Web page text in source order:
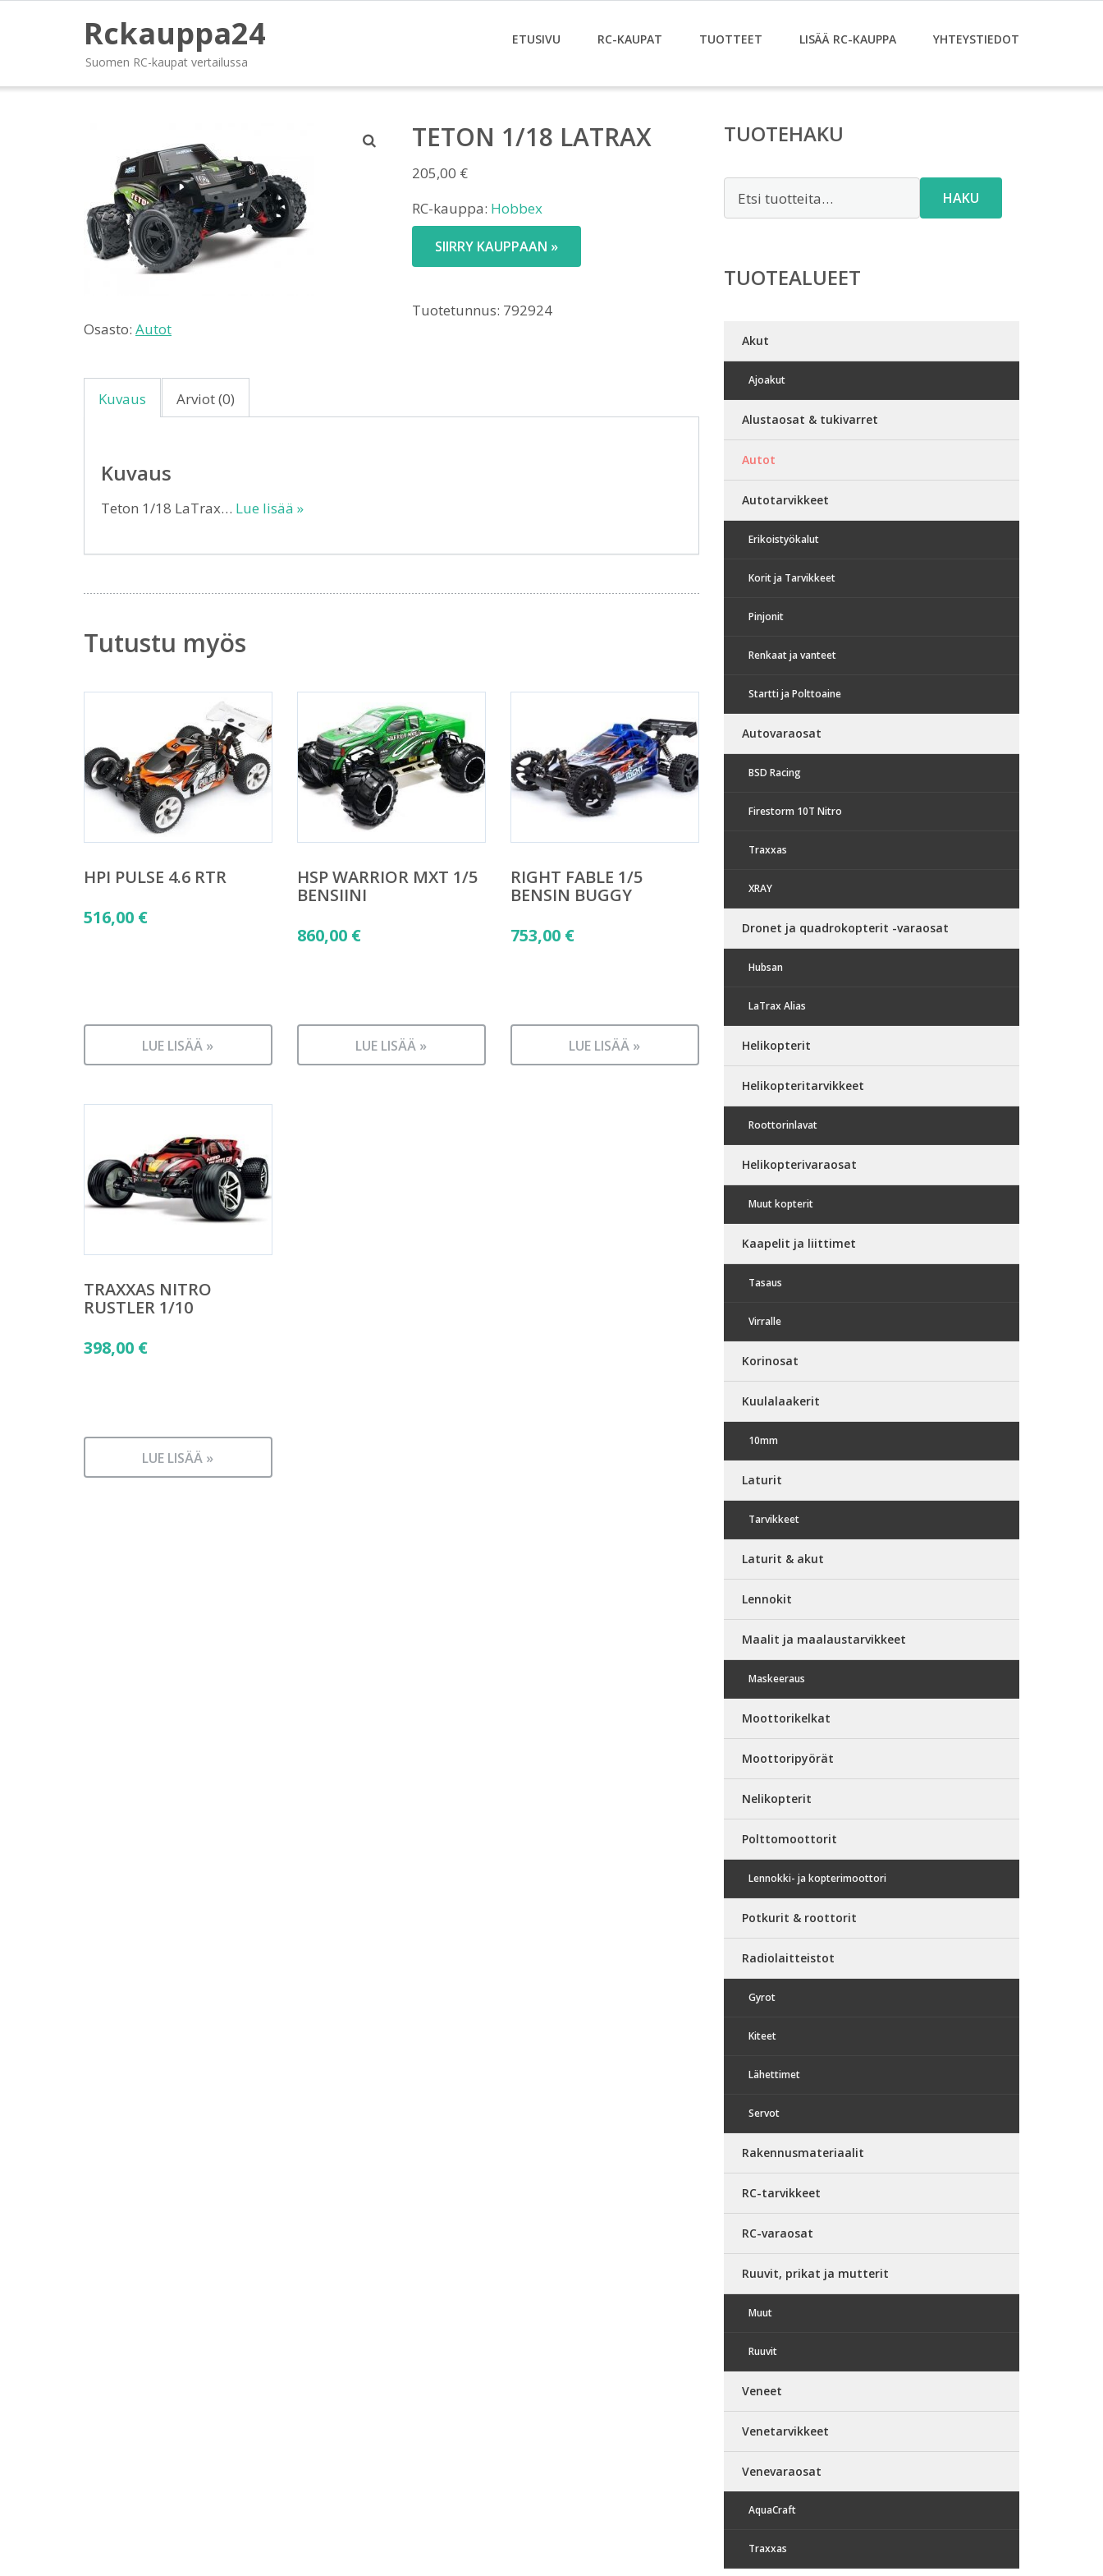
Rckauppa24
Suomen RC-kaupat vertailussa
ETUSIVU RC-KAUPAT TUOTTEET LISÄÄ RC-KAUPPA YHTEYSTIEDOT
TETON 1/18 LATRAX
205,00 €
RC-kauppa: Hobbex
SIIRRY KAUPPAAN »
Tuotetunnus: 792924
Osasto: Autot
Kuvaus Arviot (0)
Kuvaus
Teton 1/18 LaTrax… Lue lisää »
Tutustu myös
HPI PULSE 4.6 RTR
516,00 €
LUE LISÄÄ »
HSP WARRIOR MXT 1/5
BENSIINI
860,00 €
LUE LISÄÄ »
RIGHT FABLE 1/5
BENSIN BUGGY
753,00 €
LUE LISÄÄ »
TRAXXAS NITRO
RUSTLER 1/10
398,00 €
LUE LISÄÄ »
TUOTEHAKU
HAKU
TUOTEALUEET
Akut
Ajoakut
Alustaosat & tukivarret
Autot
Autotarvikkeet
Erikoistyökalut
Korit ja Tarvikkeet
Pinjonit
Renkaat ja vanteet
Startti ja Polttoaine
Autovaraosat
BSD Racing
Firestorm 10T Nitro
Traxxas
XRAY
Dronet ja quadrokopterit -varaosat
Hubsan
LaTrax Alias
Helikopterit
Helikopteritarvikkeet
Roottorinlavat
Helikopterivaraosat
Muut kopterit
Kaapelit ja liittimet
Tasaus
Virralle
Korinosat
Kuulalaakerit
10mm
Laturit
Tarvikkeet
Laturit & akut
Lennokit
Maalit ja maalaustarvikkeet
Maskeeraus
Moottorikelkat
Moottoripyörät
Nelikopterit
Polttomoottorit
Lennokki- ja kopterimoottori
Potkurit & roottorit
Radiolaitteistot
Gyrot
Kiteet
Lähettimet
Servot
Rakennusmateriaalit
RC-tarvikkeet
RC-varaosat
Ruuvit, prikat ja mutterit
Muut
Ruuvit
Veneet
Venetarvikkeet
Venevaraosat
AquaCraft
Traxxas